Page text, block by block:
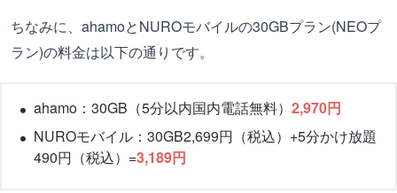
ちなみに、ahamoとNUROモバイルの30GBプラン(NEOプ
ラン)の料金は以下の通りです。
ahamo：30GB（5分以内国内電話無料） 2,970円
NUROモバイル：30GB2,699円（税込）+5分かけ放題
490円（税込）=3,189円